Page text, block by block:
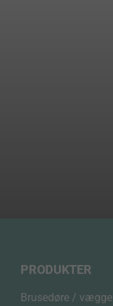
PRODUKTER
Brusedøre / vægge